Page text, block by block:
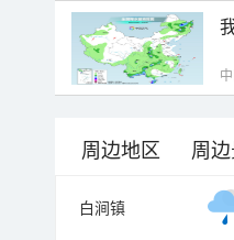
周边地区 周
白涧镇